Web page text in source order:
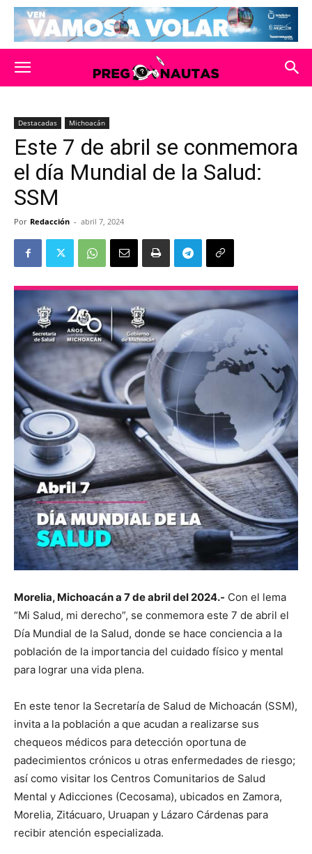
Destacadas Michoacán
Este 7 de abril se conmemora
el día Mundial de la Salud:
SSM
Por Redacción - abril 7, 2024
Morelia, Michoacán a 7 de abril del 2024.- Con el lema
“Mi Salud, mi derecho”, se conmemora este 7 de abril el
Día Mundial de la Salud, donde se hace conciencia a la
población de la importancia del cuidado físico y mental
para lograr una vida plena.
En este tenor la Secretaría de Salud de Michoacán (SSM),
invita a la población a que acudan a realizarse sus
chequeos médicos para detección oportuna de
padecimientos crónicos u otras enfermedades de riesgo;
así como visitar los Centros Comunitarios de Salud
Mental y Adicciones (Cecosama), ubicados en Zamora,
Morelia, Zitácuaro, Uruapan y Lázaro Cárdenas para
recibir atención especializada.